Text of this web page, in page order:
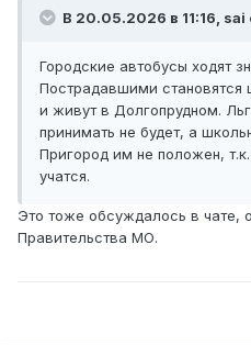
В 20.05.2026 в 11:16, sai
Городские автобусы ходят
Пострадавшими становятся
и живут в Долгопрудном.
принимать не будет, а
Пригород им не положен,
учатся.
Это тоже обсуждалось в чате,
Правительства МО.